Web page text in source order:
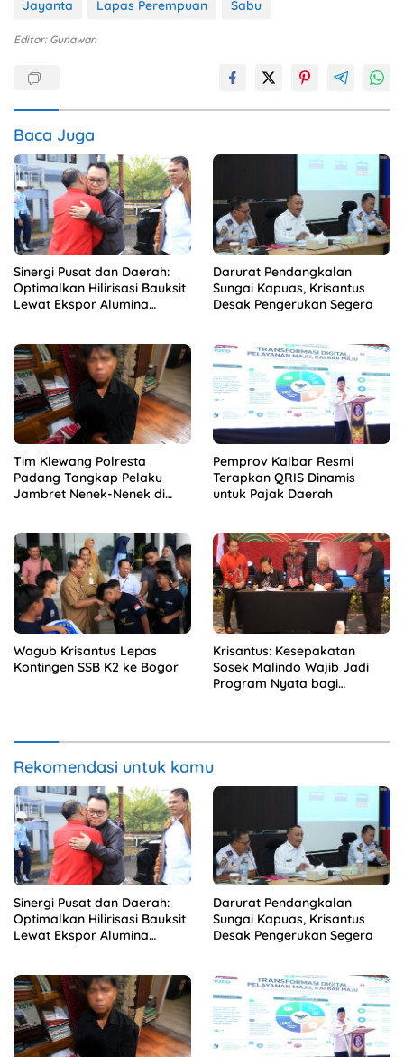
Jayanta Lapas Perempuan Sabu
Editor: Gunawan
Baca Juga
Sinergi Pusat dan Daerah:
Optimalkan Hilirisasi Bauksit
Lewat Ekspor Alumina
Darurat Pendangkalan
Sungai Kapuas, Krisantus
Desak Pengerukan Segera
Tim Klewang Polresta
Padang Tangkap Pelaku
Jambret Nenek-Nenek di
Pemprov Kalbar Resmi
Terapkan QRIS Dinamis
untuk Pajak Daerah
Wagub Krisantus Lepas
Kontingen SSB K2 ke Bogor
Krisantus: Kesepakatan
Sosek Malindo Wajib Jadi
Program Nyata bagi
Rekomendasi untuk kamu
Sinergi Pusat dan Daerah:
Optimalkan Hilirisasi Bauksit
Lewat Ekspor Alumina
Darurat Pendangkalan
Sungai Kapuas, Krisantus
Desak Pengerukan Segera